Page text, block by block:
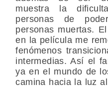
muestra la
personas de
personas muertas.
en la película me
fenómenos
intermedias. Así el
ya en el mundo de
camina hacia la luz